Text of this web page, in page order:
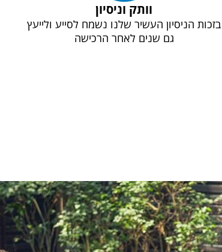
וותק וניסיון
בזכות הניסיון העשיר שלנו נשמח לסייע ולייעץ
גם שנים לאחר הרכישה